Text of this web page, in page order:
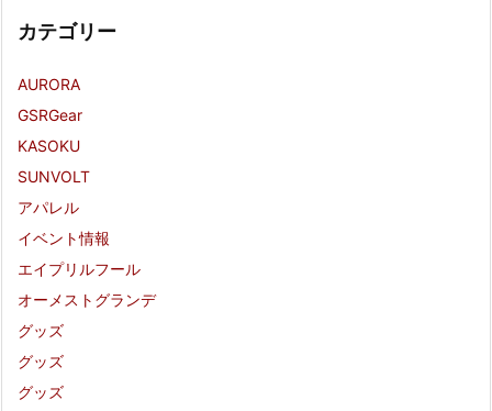
カテゴリー
AURORA
GSRGear
KASOKU
SUNVOLT
アパレル
イベント情報
エイプリルフール
オーメストグランデ
グッズ
グッズ
グッズ